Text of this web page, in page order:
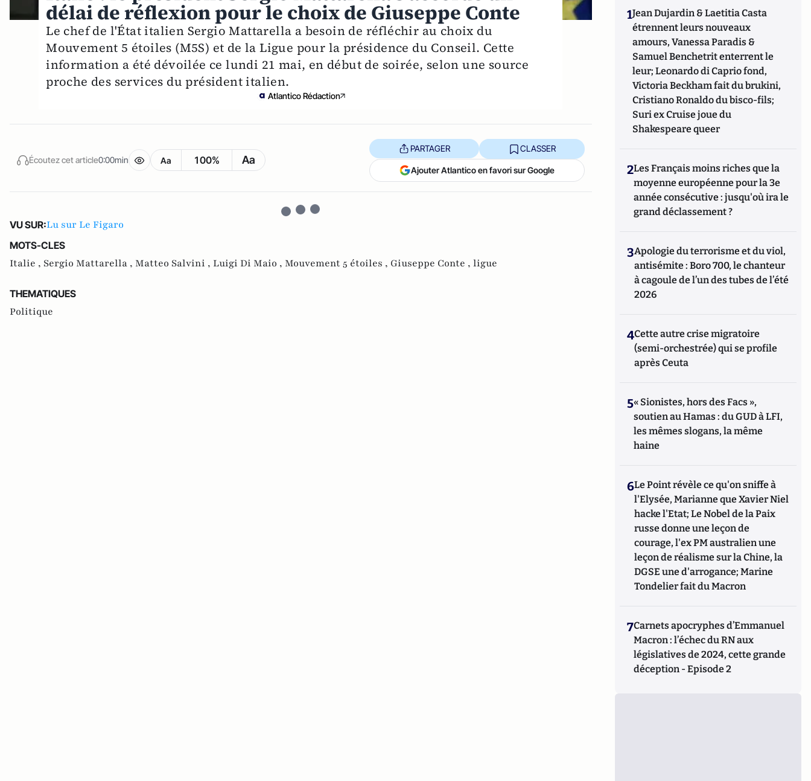
délai de réflexion pour le choix de Giuseppe Conte
Le chef de l'État italien Sergio Mattarella a besoin de réfléchir au choix du
Mouvement 5 étoiles (M5S) et de la Ligue pour la présidence du Conseil. Cette
information a été dévoilée ce lundi 21 mai, en début de soirée, selon une source
proche des services du président italien.
Atlantico Rédaction
Écoutez cet article0:00min Aa 100% Aa
PARTAGER CLASSER
Ajouter Atlantico en favori sur Google
VU SUR:Lu sur Le Figaro
MOTS-CLES
Italie , Sergio Mattarella , Matteo Salvini , Luigi Di Maio , Mouvement 5 étoiles , Giuseppe Conte , ligue
THEMATIQUES
Politique
1Jean Dujardin & Laetitia Casta
étrennent leurs nouveaux
amours, Vanessa Paradis &
Samuel Benchetrit enterrent le
leur; Leonardo di Caprio fond,
Victoria Beckham fait du brukini,
Cristiano Ronaldo du bisco-fils;
Suri ex Cruise joue du
Shakespeare queer
2Les Français moins riches que la
moyenne européenne pour la 3e
année consécutive : jusqu'où ira le
grand déclassement ?
3Apologie du terrorisme et du viol,
antisémite : Boro 700, le chanteur
à cagoule de l’un des tubes de l’été
2026
4Cette autre crise migratoire
(semi-orchestrée) qui se profile
après Ceuta
5« Sionistes, hors des Facs »,
soutien au Hamas : du GUD à LFI,
les mêmes slogans, la même
haine
6Le Point révèle ce qu'on sniffe à
l'Elysée, Marianne que Xavier Niel
hacke l'Etat; Le Nobel de la Paix
russe donne une leçon de
courage, l'ex PM australien une
leçon de réalisme sur la Chine, la
DGSE une d'arrogance; Marine
Tondelier fait du Macron
7Carnets apocryphes d’Emmanuel
Macron : l’échec du RN aux
législatives de 2024, cette grande
déception - Episode 2